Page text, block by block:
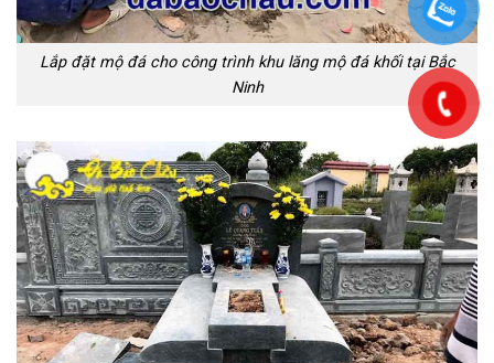
Lắp đặt mộ đá cho công trình khu lăng mộ đá khối tại Bắc
Ninh